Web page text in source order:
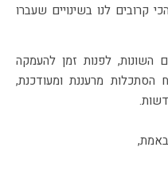
קרובים לנו בשינויים שעברו
השונות, לפנות זמן להעמקה
הסתכלות מרעננת ומעודכנת,